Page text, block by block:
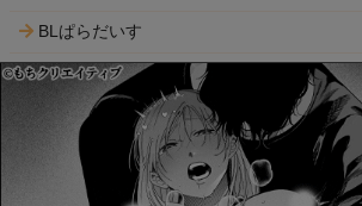
BLぱらだいす